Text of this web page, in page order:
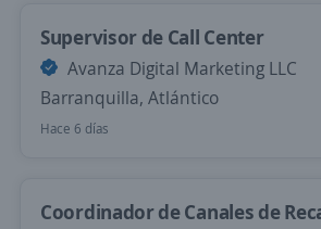
Supervisor de Call Center
Avanza Digital Marketing LLC
Barranquilla, Atlántico
Hace 6 días
Coordinador de Canales de